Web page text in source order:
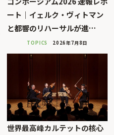
ート｜イェルク・ヴィトマン
と都響のリハーサルが進…
TOPICS 2026年7月8日
世界最高峰カルテットの核心